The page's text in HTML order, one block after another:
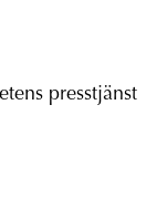
presstjänst